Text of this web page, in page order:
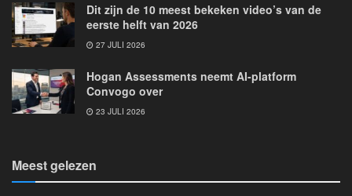
Dit zijn de 10 meest bekeken video’s van de
eerste helft van 2026
27 JULI 2026
Hogan Assessments neemt AI-platform
Convogo over
23 JULI 2026
Meest gelezen